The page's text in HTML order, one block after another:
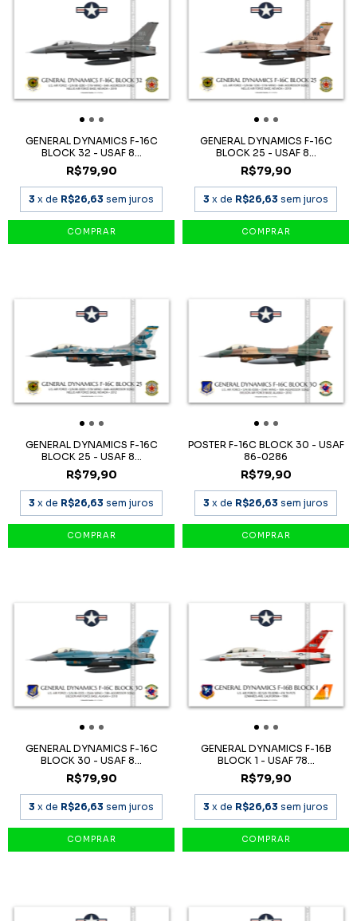
GENERAL DYNAMICS F-16C
BLOCK 32 - USAF 8...
R$79,90
3 x de R$26,63 sem juros
GENERAL DYNAMICS F-16C
BLOCK 25 - USAF 8...
R$79,90
3 x de R$26,63 sem juros
GENERAL DYNAMICS F-16C
BLOCK 25 - USAF 8...
R$79,90
3 x de R$26,63 sem juros
POSTER F-16C BLOCK 30 - USAF
86-0286
R$79,90
3 x de R$26,63 sem juros
GENERAL DYNAMICS F-16C
BLOCK 30 - USAF 8...
R$79,90
3 x de R$26,63 sem juros
GENERAL DYNAMICS F-16B
BLOCK 1 - USAF 78...
R$79,90
3 x de R$26,63 sem juros